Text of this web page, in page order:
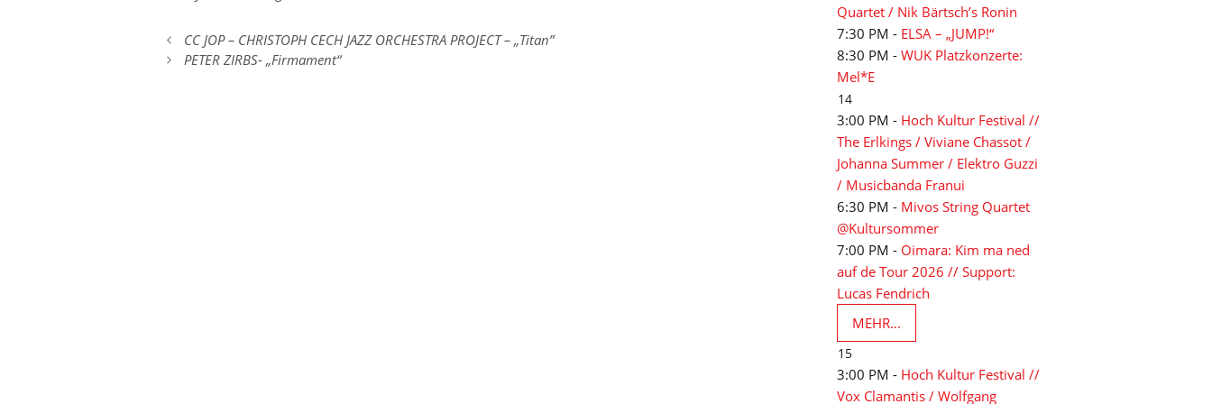
CC JOP – CHRISTOPH CECH JAZZ ORCHESTRA PROJECT – „Titan”
PETER ZIRBS- „Firmament“
Quartet / Nik Bärtsch’s Ronin
7:30 PM - ELSA – „JUMP!“
8:30 PM - WUK Platzkonzerte:
Mel*E
14
3:00 PM - Hoch Kultur Festival //
The Erlkings / Viviane Chassot /
Johanna Summer / Elektro Guzzi
/ Musicbanda Franui
6:30 PM - Mivos String Quartet
@Kultursommer
7:00 PM - Oimara: Kim ma ned
auf de Tour 2026 // Support:
Lucas Fendrich
MEHR...
15
3:00 PM - Hoch Kultur Festival //
Vox Clamantis / Wolfgang